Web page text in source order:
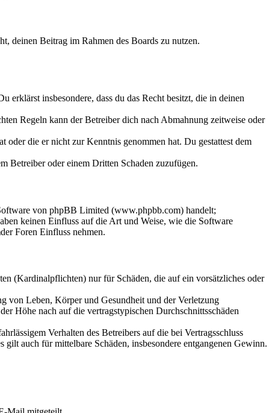
deinen Beitrag im Rahmen des Boards zu nutzen.
erklärst insbesondere, dass du das Recht besitzt, die in deinen
Regeln kann der Betreiber dich nach Abmahnung zeitweise oder
die er nicht zur Kenntnis genommen hat. Du gestattest dem
Betreiber oder einem Dritten Schaden zuzufügen.
von phpBB Limited (www.phpbb.com) handelt;
keinen Einfluss auf die Art und Weise, wie die Software
Foren Einfluss nehmen.
(Kardinalpflichten) nur für Schäden, die auf ein vorsätzliches oder
von Leben, Körper und Gesundheit und der Verletzung
Höhe nach auf die vertragstypischen Durchschnittsschäden
Verhalten des Betreibers auf die bei Vertragsschluss
auch für mittelbare Schäden, insbesondere entgangenen Gewinn.